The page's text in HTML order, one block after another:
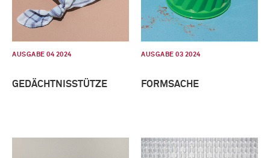
AUSGABE 04 2024
GEDÄCHTNISSTÜTZE
AUSGABE 03 2024
FORMSACHE